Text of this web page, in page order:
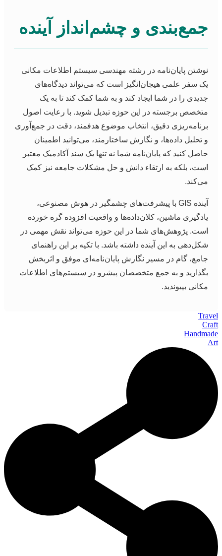
و چشم‌انداز آینده
پایان‌نامه در رشته مهندسی سیستم اطلاعات مکانی
سفر علمی هیجان‌انگیز است که می‌تواند دیدگاه‌های
را در شما ایجاد کند و به شما کمک کند تا به یک
برجسته در این حوزه تبدیل شوید. با رعایت اصول
دقیق، انتخاب موضوع هدفمند، دقت در جمع‌آوری
تحلیل داده‌ها، و نگارش ساختارمند، می‌توانید اطمینان
کنید که پایان‌نامه شما نه تنها یک سند آکادمیک معتبر
بلکه به ارتقاء دانش و حل مشکلات جامعه نیز کمک
آینده GIS با پیشرفت‌های چشمگیر در هوش مصنوعی،
ماشین، کلان‌داده‌ها و واقعیت افزوده گره خورده
پژوهش‌های شما در این حوزه می‌تواند نقش مهمی در
به این آینده داشته باشد. با تکیه بر این راهنمای
گام در مسیر نگارش پایان‌نامه‌ای موفق و اثربخش
و به جمع متخصصان پیشرو در سیستم‌های اطلاعات
بپیوندید.